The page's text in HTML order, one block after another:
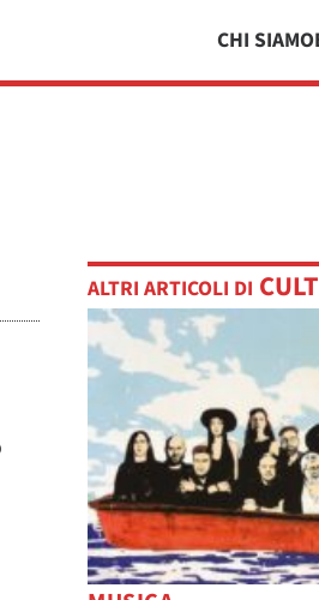
CHI SIAMO
ALTRI ARTICOLI DI